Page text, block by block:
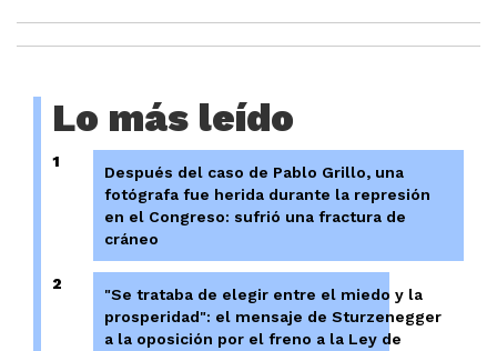
Lo más leído
1
Después del caso de Pablo Grillo, una
fotógrafa fue herida durante la represión
en el Congreso: sufrió una fractura de
cráneo
2
"Se trataba de elegir entre el miedo y la
prosperidad": el mensaje de Sturzenegger
a la oposición por el freno a la Ley de